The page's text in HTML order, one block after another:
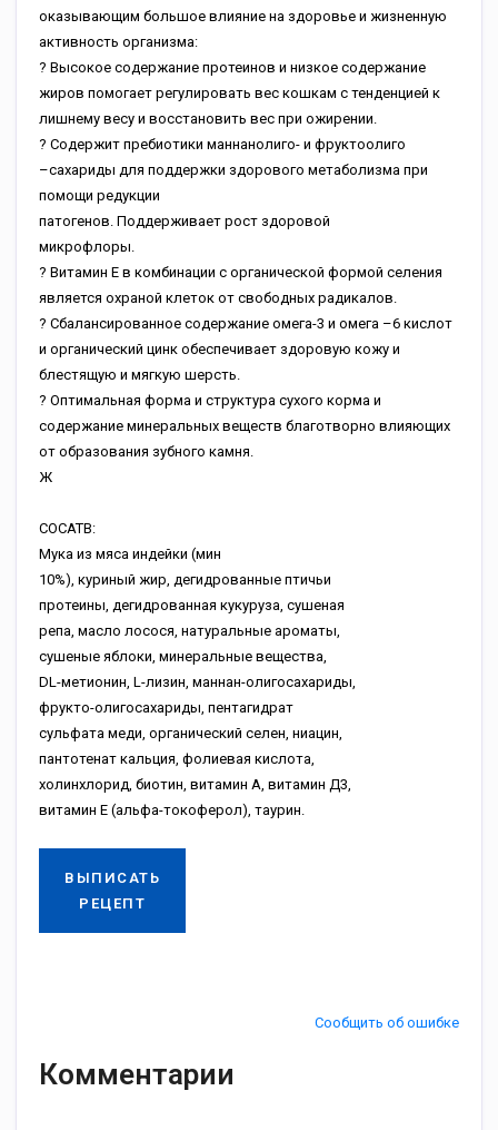
оказывающим большое влияние на здоровье и жизненную
активность организма:
? Высокое содержание протеинов и низкое содержание
жиров помогает регулировать вес кошкам с тенденцией к
лишнему весу и восстановить вес при ожирении.
? Содержит пребиотики маннанолиго- и фруктоолиго
–сахариды для поддержки здорового метаболизма при
помощи редукции
патогенов. Поддерживает рост здоровой
микрофлоры.
? Витамин Е в комбинации с органической формой селения
является охраной клеток от свободных радикалов.
? Сбалансированное содержание омега-3 и омега –6 кислот
и органический цинк обеспечивает здоровую кожу и
блестящую и мягкую шерсть.
? Оптимальная форма и структура сухого корма и
содержание минеральных веществ благотворно влияющих
от образования зубного камня.
Ж
СОСАТВ:
Мука из мяса индейки (мин
10%), куриный жир, дегидрованные птичьи
протеины, дегидрованная кукуруза, сушеная
репа, масло лосося, натуральные ароматы,
сушеные яблоки, минеральные вещества,
DL-метионин, L-лизин, маннан-олигосахариды,
фрукто-олигосахариды, пентагидрат
сульфата меди, органический селен, ниацин,
пантотенат кальция, фолиевая кислота,
холинхлорид, биотин, витамин А, витамин Д3,
витамин Е (альфа-токоферол), таурин.
ВЫПИСАТЬ
РЕЦЕПТ
Сообщить об ошибке
Комментарии